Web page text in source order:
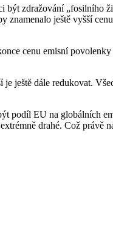
zdražování „fosilního
ještě vyšší
cenu emisní
ještě dále redukovat.
EU na globálních
drahé. Což